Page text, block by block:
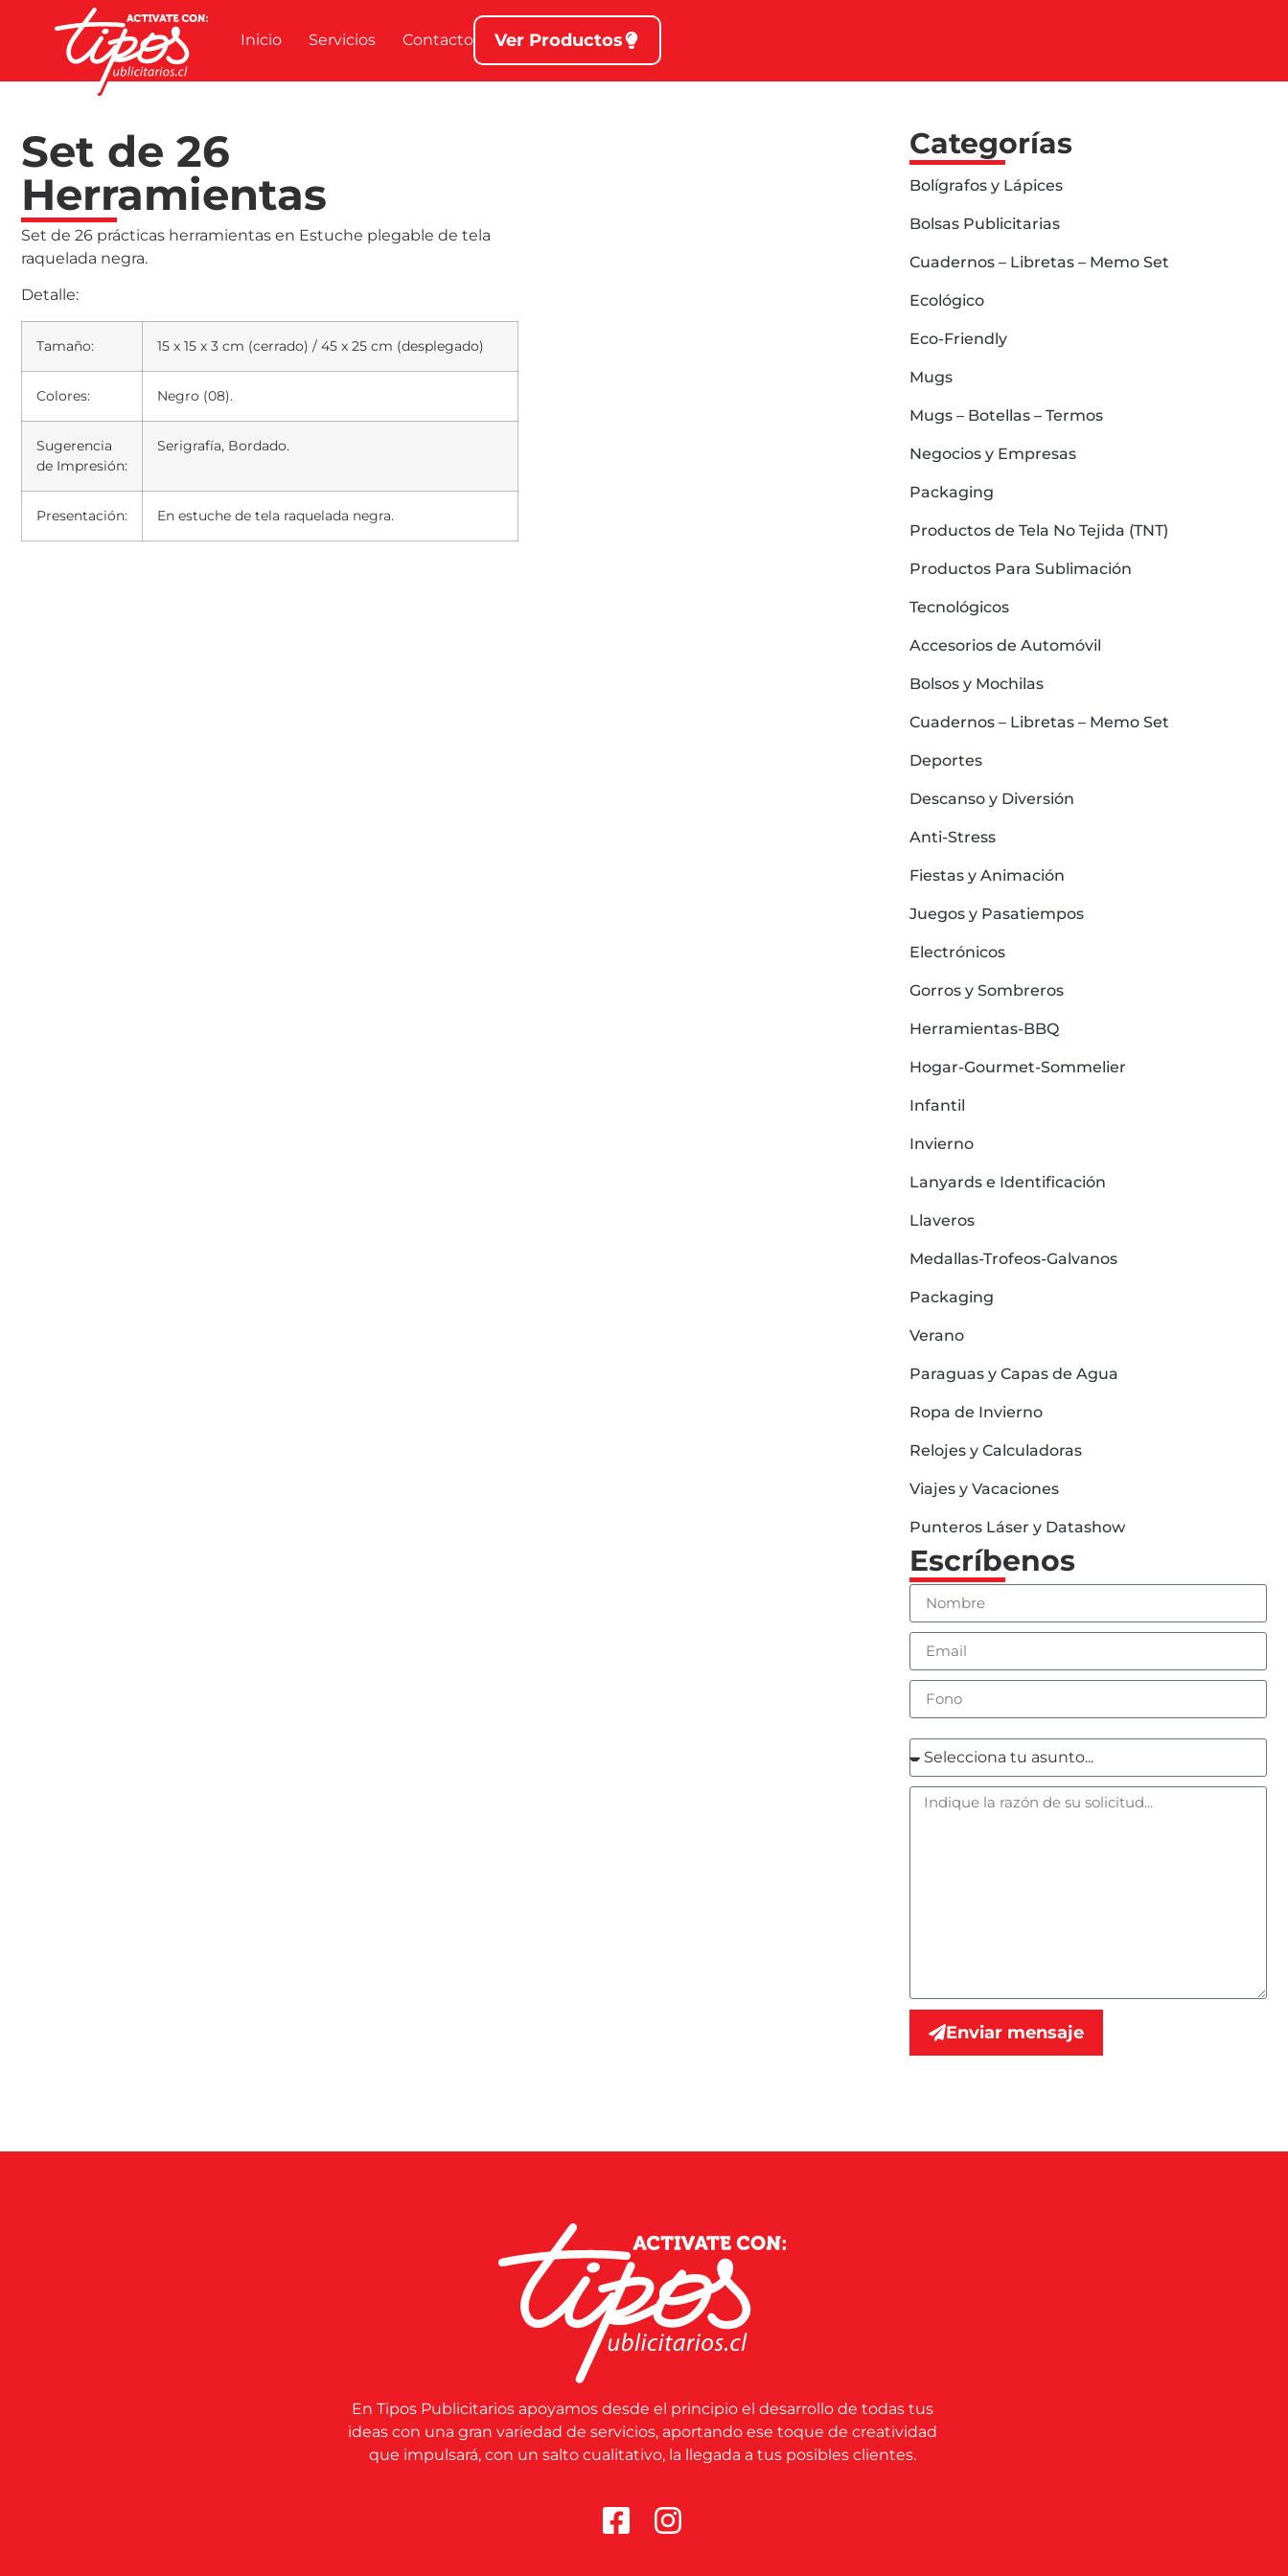
Inicio Servicios Contacto Ver Productos
Set de 26
Herramientas
Set de 26 prácticas herramientas en Estuche plegable de tela
raquelada negra.
Detalle:
Tamaño: 15 x 15 x 3 cm (cerrado) / 45 x 25 cm (desplegado)
Colores: Negro (08).
Sugerencia
de Impresión:
Serigrafía, Bordado.
Presentación: En estuche de tela raquelada negra.
Categorías
Bolígrafos y Lápices
Bolsas Publicitarias
Cuadernos – Libretas – Memo Set
Ecológico
Eco-Friendly
Mugs
Mugs – Botellas – Termos
Negocios y Empresas
Packaging
Productos de Tela No Tejida (TNT)
Productos Para Sublimación
Tecnológicos
Accesorios de Automóvil
Bolsos y Mochilas
Cuadernos – Libretas – Memo Set
Deportes
Descanso y Diversión
Anti-Stress
Fiestas y Animación
Juegos y Pasatiempos
Electrónicos
Gorros y Sombreros
Herramientas-BBQ
Hogar-Gourmet-Sommelier
Infantil
Invierno
Lanyards e Identificación
Llaveros
Medallas-Trofeos-Galvanos
Packaging
Verano
Paraguas y Capas de Agua
Ropa de Invierno
Relojes y Calculadoras
Viajes y Vacaciones
Punteros Láser y Datashow
Escríbenos
Enviar mensaje
En Tipos Publicitarios apoyamos desde el principio el desarrollo de todas tus
ideas con una gran variedad de servicios, aportando ese toque de creatividad
que impulsará, con un salto cualitativo, la llegada a tus posibles clientes.